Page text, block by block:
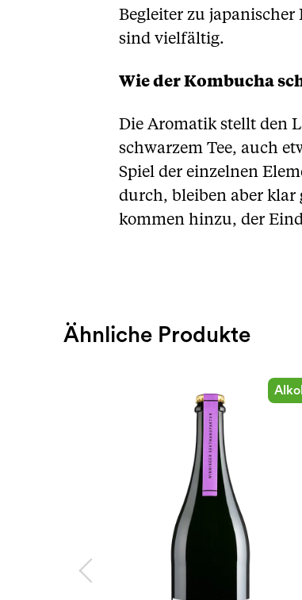
Begleiter zu
sind vielfältig.
Wie der Kombucha
Die Aromatik stellt den
schwarzem Tee, auch
Spiel der einzelnen
durch, bleiben aber klar
kommen hinzu, der
Ähnliche Produkte